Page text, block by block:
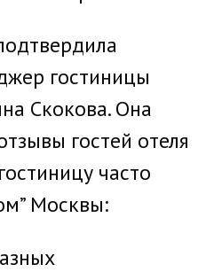
гостиницы
Скокова. Она
гостей отеля
часто
Москвы: